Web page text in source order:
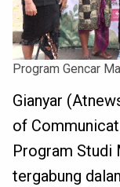
Program Gencar
Gianyar
of
Program Studi
tergabung